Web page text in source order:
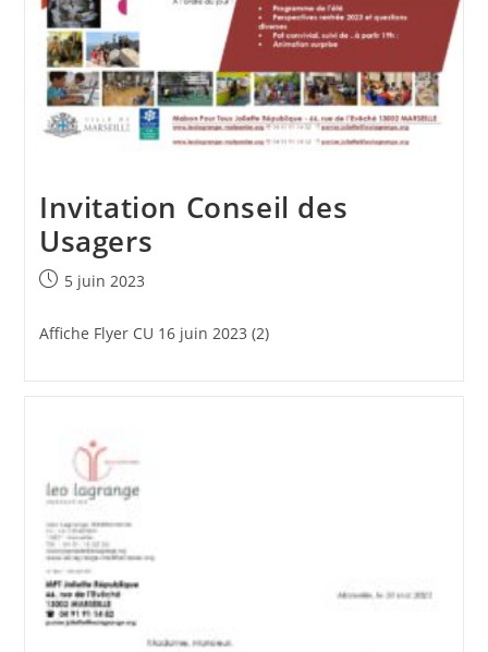
Invitation Conseil des
Usagers
Publication
5 juin 2023
Affiche Flyer CU 16 juin 2023 (2)